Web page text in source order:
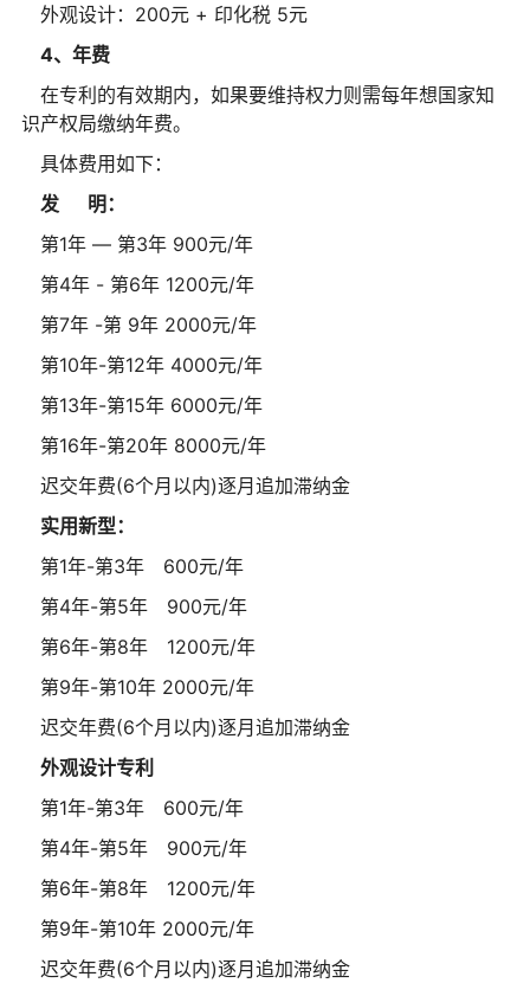
外观设计：200元 + 印化税 5元
4、年费
在专利的有效期内，如果要维持权力则需每年想国家知
识产权局缴纳年费。
具体费用如下：
发 明：
第1年 — 第3年 900元/年
第4年 - 第6年 1200元/年
第7年 -第 9年 2000元/年
第10年-第12年 4000元/年
第13年-第15年 6000元/年
第16年-第20年 8000元/年
迟交年费(6个月以内)逐月追加滞纳金
实用新型：
第1年-第3年 600元/年
第4年-第5年 900元/年
第6年-第8年 1200元/年
第9年-第10年 2000元/年
迟交年费(6个月以内)逐月追加滞纳金
外观设计专利
第1年-第3年 600元/年
第4年-第5年 900元/年
第6年-第8年 1200元/年
第9年-第10年 2000元/年
迟交年费(6个月以内)逐月追加滞纳金